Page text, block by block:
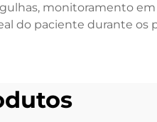
monitoramento
do paciente durante os